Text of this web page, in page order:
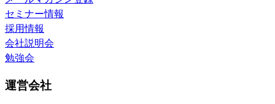
セミナー情報
採用情報
会社説明会
勉強会
運営会社